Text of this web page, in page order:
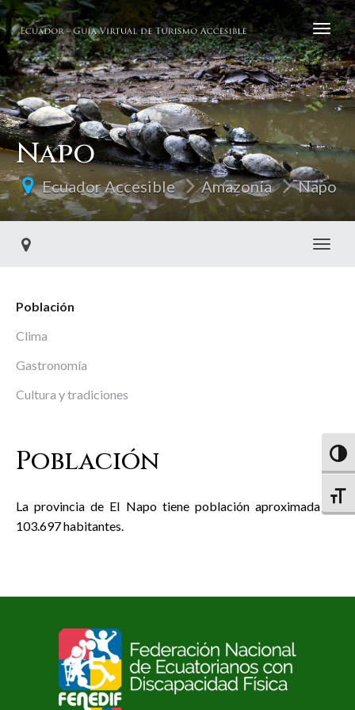
Napo
Ecuador Accesible Amazonía Napo
Población
Clima
Gastronomía
Cultura y tradiciones
Población
La provincia de El Napo tiene población aproximada de
103.697 habitantes.